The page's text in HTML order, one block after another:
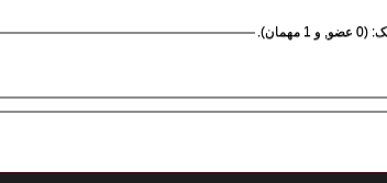
تماس با میدوری